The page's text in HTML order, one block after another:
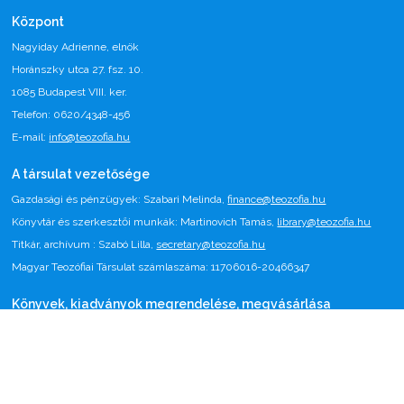
Központ
Nagyiday Adrienne, elnök
Horánszky utca 27. fsz. 10.
1085 Budapest VIII. ker.
Telefon: 0620/4348-456
E-mail: info@teozofia.hu
A társulat vezetősége
Gazdasági és pénzügyek: Szabari Melinda,finance@teozofia.hu
Könyvtár és szerkesztői munkák: Martinovich Tamás, library@teozofia.hu
Titkár, archívum : Szabó Lilla, secretary@teozofia.hu
Magyar Teozófiai Társulat számlaszáma: 11706016-20466347
Könyvek, kiadványok megrendelése, megvásárlása